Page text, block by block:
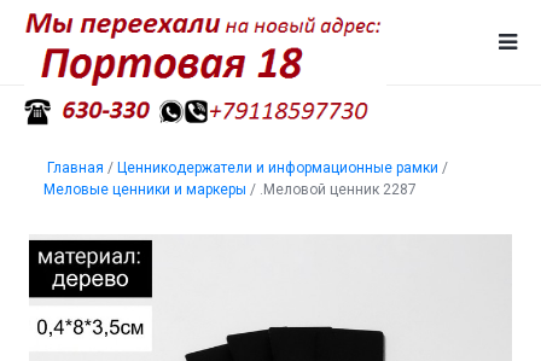
Главная / Ценникодержатели и информационные рамки /
Меловые ценники и маркеры / .Меловой ценник 2287